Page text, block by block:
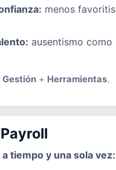
menos
ausentismo como
Gestión+ Herramientas.
a tiempo y una sola vez: